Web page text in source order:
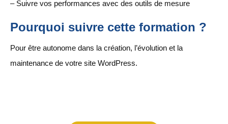
– Suivre vos performances avec des outils de mesure
Pourquoi suivre cette formation ?
Pour être autonome dans la création, l’évolution et la
maintenance de votre site WordPress.